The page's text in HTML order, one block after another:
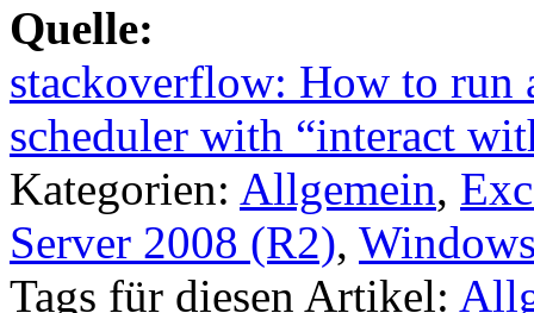
Quelle:
stackoverflow: How to run
scheduler with “interact
Kategorien: Allgemein,
Server 2008 (R2),
Tags für diesen Artikel: